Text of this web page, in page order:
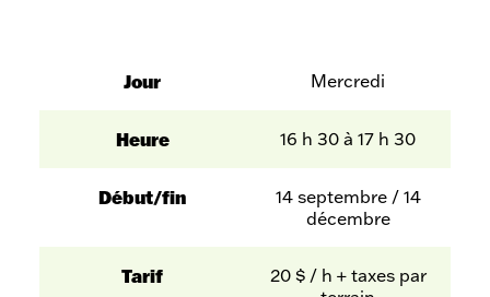
Jour Mercredi
Heure 16 h 30 à 17 h 30
Début/fin
14 septembre / 14
décembre
Tarif
20 $ / h + taxes par